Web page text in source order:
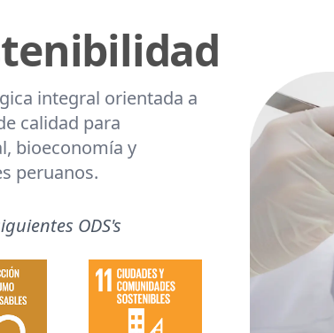
integral orientada a
calidad para
bioeconomía y
peruanos.
ODS's